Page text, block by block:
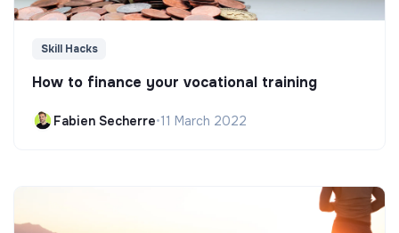
Skill Hacks
How to finance your vocational training
Fabien Secherre•11 March 2022